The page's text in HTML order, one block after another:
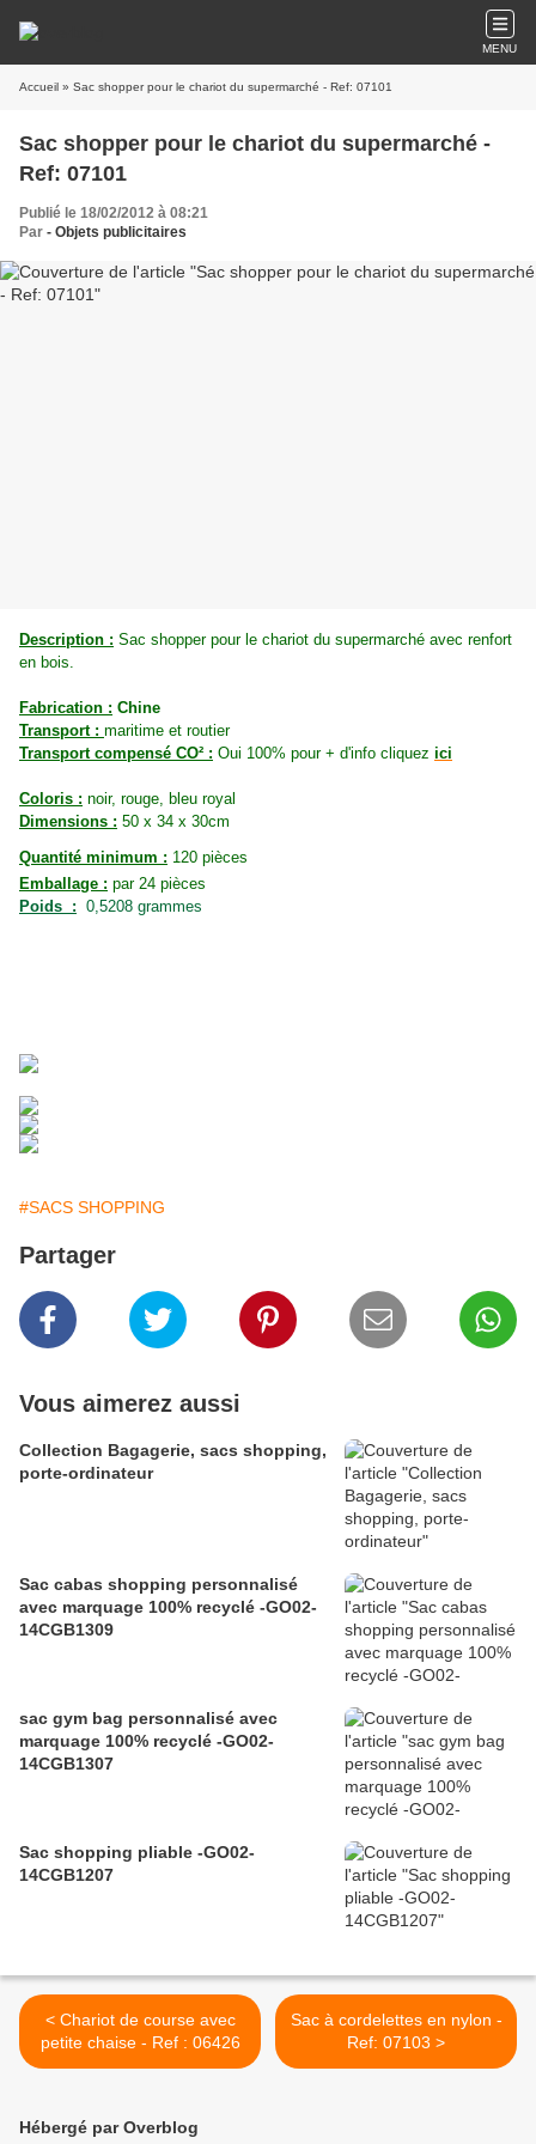
MENU
Accueil » Sac shopper pour le chariot du supermarché - Ref: 07101
Sac shopper pour le chariot du supermarché -
Ref: 07101
Publié le 18/02/2012 à 08:21
Par - Objets publicitaires
Description : Sac shopper pour le chariot du supermarché avec renfort
en bois.
Fabrication : Chine
Transport : maritime et routier
Transport compensé CO² : Oui 100% pour + d'info cliquez ici
Coloris : noir, rouge, bleu royal
Dimensions : 50 x 34 x 30cm
Quantité minimum : 120 pièces
Emballage : par 24 pièces
Poids : 0,5208 grammes
#SACS SHOPPING
Partager
Vous aimerez aussi
Collection Bagagerie, sacs shopping,
porte-ordinateur
Sac cabas shopping personnalisé
avec marquage 100% recyclé -GO02-
14CGB1309
sac gym bag personnalisé avec
marquage 100% recyclé -GO02-
14CGB1307
Sac shopping pliable -GO02-
14CGB1207
< Chariot de course avec
petite chaise - Ref : 06426
Sac à cordelettes en nylon -
Ref: 07103 >
Hébergé par Overblog